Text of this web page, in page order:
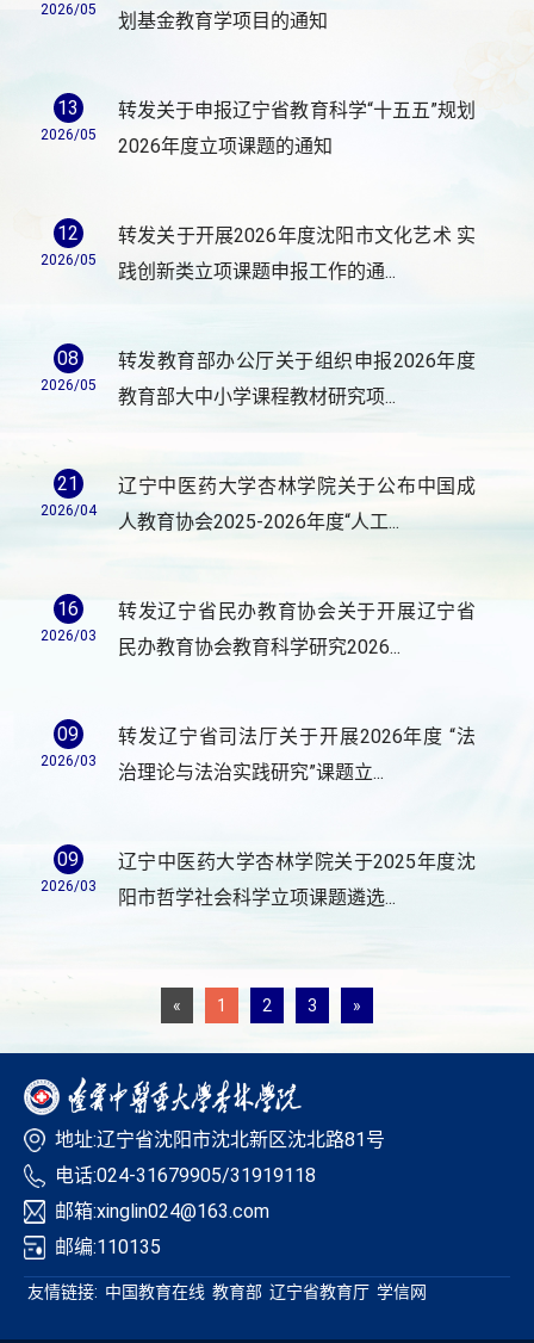
2026/05
划基金教育学项目的通知
13
2026/05
转发关于申报辽宁省教育科学“十五五”规划
2026年度立项课题的通知
12
2026/05
转发关于开展2026年度沈阳市文化艺术 实
践创新类立项课题申报工作的通...
08
2026/05
转发教育部办公厅关于组织申报2026年度
教育部大中小学课程教材研究项...
21
2026/04
辽宁中医药大学杏林学院关于公布中国成
人教育协会2025-2026年度“人工...
16
2026/03
转发辽宁省民办教育协会关于开展辽宁省
民办教育协会教育科学研究2026...
09
2026/03
转发辽宁省司法厅关于开展2026年度 “法
治理论与法治实践研究”课题立...
09
2026/03
辽宁中医药大学杏林学院关于2025年度沈
阳市哲学社会科学立项课题遴选...
« 1 2 3 »
地址:辽宁省沈阳市沈北新区沈北路81号
电话:024-31679905/31919118
邮箱:xinglin024@163.com
邮编:110135
友情链接: 中国教育在线 教育部 辽宁省教育厅 学信网